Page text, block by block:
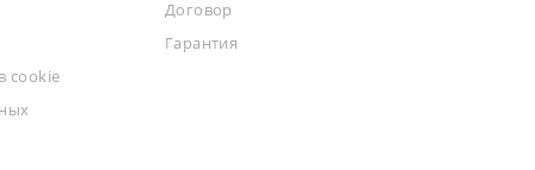
cookie
Договор
Гарантия